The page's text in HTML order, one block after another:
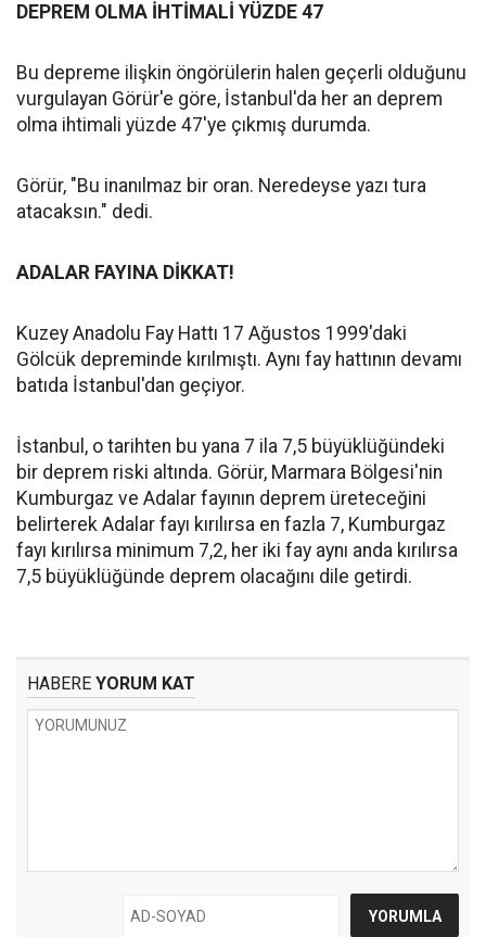
DEPREM OLMA İHTİMALİ YÜZDE 47
Bu depreme ilişkin öngörülerin halen geçerli olduğunu
vurgulayan Görür'e göre, İstanbul'da her an deprem
olma ihtimali yüzde 47'ye çıkmış durumda.
Görür, "Bu inanılmaz bir oran. Neredeyse yazı tura
atacaksın." dedi.
ADALAR FAYINA DİKKAT!
Kuzey Anadolu Fay Hattı 17 Ağustos 1999'daki
Gölcük depreminde kırılmıştı. Aynı fay hattının devamı
batıda İstanbul'dan geçiyor.
İstanbul, o tarihten bu yana 7 ila 7,5 büyüklüğündeki
bir deprem riski altında. Görür, Marmara Bölgesi'nin
Kumburgaz ve Adalar fayının deprem üreteceğini
belirterek Adalar fayı kırılırsa en fazla 7, Kumburgaz
fayı kırılırsa minimum 7,2, her iki fay aynı anda kırılırsa
7,5 büyüklüğünde deprem olacağını dile getirdi.
HABERE YORUM KAT